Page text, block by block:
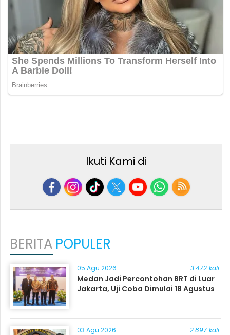
Ikuti Kami di
BERITA POPULER
05 Agu 2026 3.472 kali
Medan Jadi Percontohan BRT di Luar
Jakarta, Uji Coba Dimulai 18 Agustus
03 Agu 2026 2.897 kali